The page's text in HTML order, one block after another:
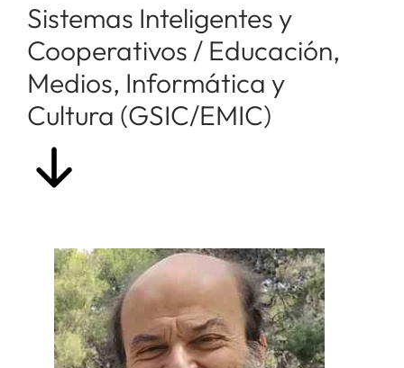
Sistemas Inteligentes y
Cooperativos / Educación,
Medios, Informática y
Cultura (GSIC/EMIC)